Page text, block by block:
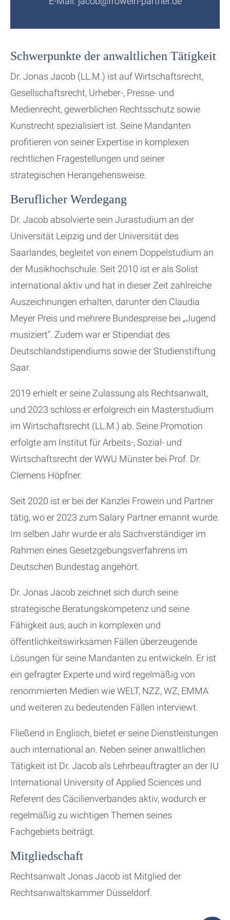
Schwerpunkte der anwaltlichen Tätigkeit
Dr. Jonas Jacob (LL.M.) ist auf Wirtschaftsrecht,
Gesellschaftsrecht, Urheber-, Presse- und
Medienrecht, gewerblichen Rechtsschutz sowie
Kunstrecht spezialisiert ist. Seine Mandanten
profitieren von seiner Expertise in komplexen
rechtlichen Fragestellungen und seiner
strategischen Herangehensweise.
Beruflicher Werdegang
Dr. Jacob absolvierte sein Jurastudium an der
Universität Leipzig und der Universität des
Saarlandes, begleitet von einem Doppelstudium an
der Musikhochschule. Seit 2010 ist er als Solist
international aktiv und hat in dieser Zeit zahlreiche
Auszeichnungen erhalten, darunter den Claudia
Meyer Preis und mehrere Bundespreise bei „Jugend
musiziert“. Zudem war er Stipendiat des
Deutschlandstipendiums sowie der Studienstiftung
Saar.
2019 erhielt er seine Zulassung als Rechtsanwalt,
und 2023 schloss er erfolgreich ein Masterstudium
im Wirtschaftsrecht (LL.M.) ab. Seine Promotion
erfolgte am Institut für Arbeits-, Sozial- und
Wirtschaftsrecht der WWU Münster bei Prof. Dr.
Clemens Höpfner.
Seit 2020 ist er bei der Kanzlei Frowein und Partner
tätig, wo er 2023 zum Salary Partner ernannt wurde.
Im selben Jahr wurde er als Sachverständiger im
Rahmen eines Gesetzgebungsverfahrens im
Deutschen Bundestag angehört.
Dr. Jonas Jacob zeichnet sich durch seine
strategische Beratungskompetenz und seine
Fähigkeit aus, auch in komplexen und
öffentlichkeitswirksamen Fällen überzeugende
Lösungen für seine Mandanten zu entwickeln. Er ist
ein gefragter Experte und wird regelmäßig von
renommierten Medien wie WELT, NZZ, WZ, EMMA
und weiteren zu bedeutenden Fällen interviewt.
Fließend in Englisch, bietet er seine Dienstleistungen
auch international an. Neben seiner anwaltlichen
Tätigkeit ist Dr. Jacob als Lehrbeauftragter an der IU
International University of Applied Sciences und
Referent des Cäcilienverbandes aktiv, wodurch er
regelmäßig zu wichtigen Themen seines
Fachgebiets beiträgt.
Mitgliedschaft
Rechtsanwalt Jonas Jacob ist Mitglied der
Rechtsanwaltskammer Düsseldorf.